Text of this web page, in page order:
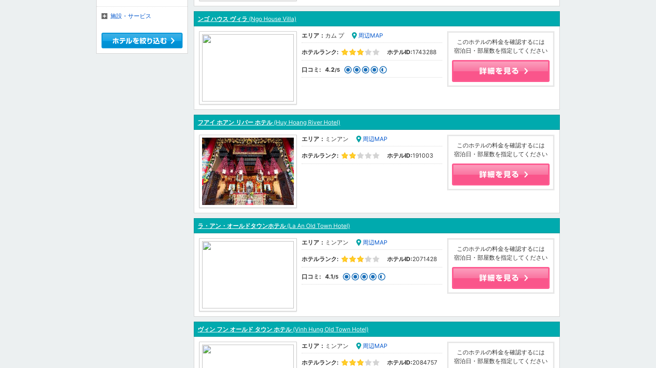
ンゴ ハウス ヴィラ (Ngo House Villa)
エリア： カム プ 周辺MAP
ホテルランク: ホテルID:1743288
口コミ: 4.2/5
このホテルの料金を確認するには
宿泊日・部屋数を指定してください
フアイ ホアン リバー ホテル(Huy Hoang River Hotel)
エリア： ミンアン 周辺MAP
ホテルランク: ホテルID:191003
このホテルの料金を確認するには
宿泊日・部屋数を指定してください
ラ・アン・オールドタウンホテル(La An Old Town Hotel)
エリア： ミンアン 周辺MAP
ホテルランク: ホテルID:2071428
口コミ: 4.1/5
このホテルの料金を確認するには
宿泊日・部屋数を指定してください
ヴィン フン オールド タウン ホテル(Vinh Hung Old Town Hotel)
エリア： ミンアン 周辺MAP
ホテルランク: ホテルID:2084757
このホテルの料金を確認するには
宿泊日・部屋数を指定してください
施設・サービス